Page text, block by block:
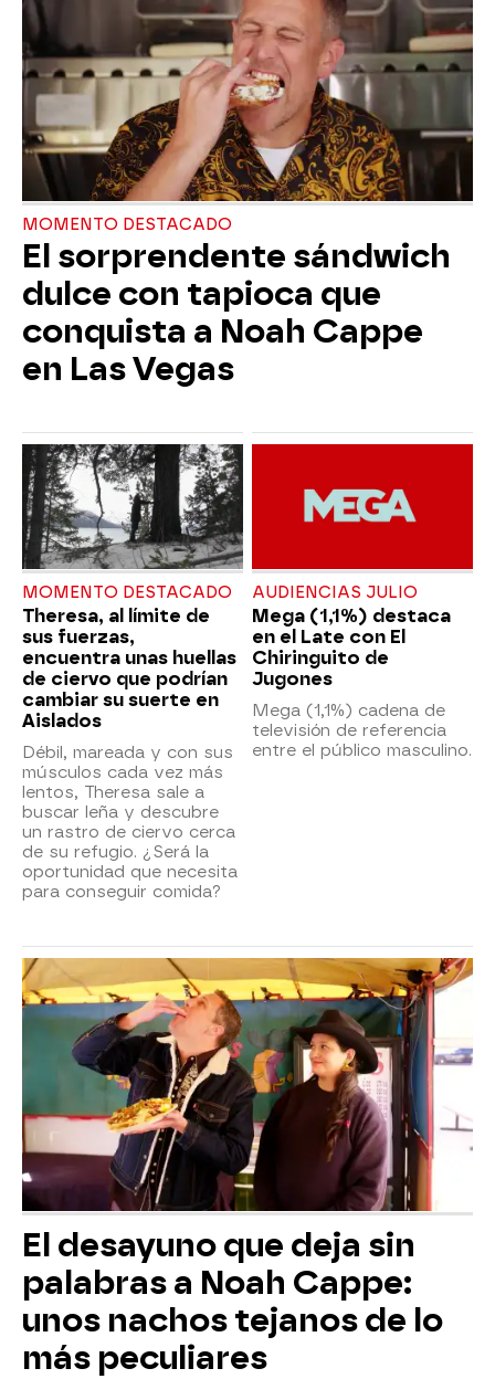
MOMENTO DESTACADO
El sorprendente sándwich
dulce con tapioca que
conquista a Noah Cappe
en Las Vegas
MOMENTO DESTACADO
Theresa, al límite de
sus fuerzas,
encuentra unas huellas
de ciervo que podrían
cambiar su suerte en
Aislados
Débil, mareada y con sus
músculos cada vez más
lentos, Theresa sale a
buscar leña y descubre
un rastro de ciervo cerca
de su refugio. ¿Será la
oportunidad que necesita
para conseguir comida?
AUDIENCIAS JULIO
Mega (1,1%) destaca
en el Late con El
Chiringuito de
Jugones
Mega (1,1%) cadena de
televisión de referencia
entre el público masculino.
El desayuno que deja sin
palabras a Noah Cappe:
unos nachos tejanos de lo
más peculiares